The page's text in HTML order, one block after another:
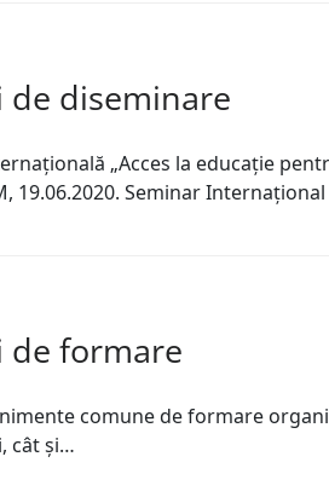
diseminare
„Acces la educaţie
19.06.2020. Seminar
de formare
comune de formare
cât şi…